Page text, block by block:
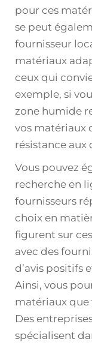
pour ces
se peut
fournisseur
matériaux
ceux qui
exemple, si
zone humide
vos matériaux
résistance aux
Vous pouvez
recherche en
fournisseurs
choix en
figurent sur
avec des
d’avis positifs
Ainsi, vous
matériaux que
Des
spécialisent